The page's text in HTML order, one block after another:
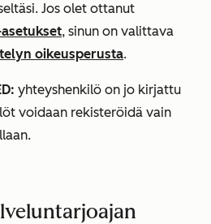
Jos olet ottanut
, sinun on valittava
oikeusperusta.
yhteyshenkilö on jo kirjattu
voidaan rekisteröidä vain